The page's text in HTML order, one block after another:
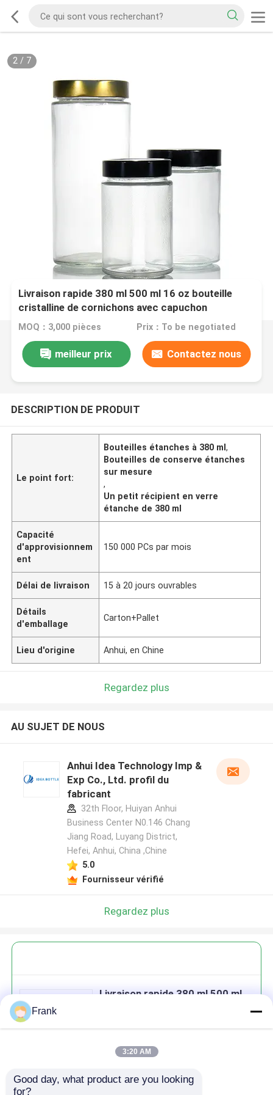
2/ 7
Livraison rapide 380 ml 500 ml 16 oz bouteille
cristalline de cornichons avec capuchon
MOQ：3,000 pièces Prix：To be negotiated
meilleur prix Contactez nous
DESCRIPTION DE PRODUIT
Le point fort:
Bouteilles étanches à 380 ml,
Bouteilles de conserve étanches
sur mesure
,
Un petit récipient en verre
étanche de 380 ml
Capacité
d'approvisionnem
ent
150 000 PCs par mois
Délai de livraison 15 à 20 jours ouvrables
Détails
d'emballage
Carton+Pallet
Lieu d'origine Anhui, en Chine
Regardez plus
AU SUJET DE NOUS
Anhui Idea Technology Imp &
Exp Co., Ltd. profil du
fabricant
32th Floor, Huiyan Anhui
Business Center N0.146 Chang
Jiang Road, Luyang District,
Hefei, Anhui, China ,Chine
5.0
Fournisseur vérifié
Regardez plus
Livraison rapide 380 ml 500 ml
Continuer
Frank
3:20 AM
Good day, what product are you looking
for?